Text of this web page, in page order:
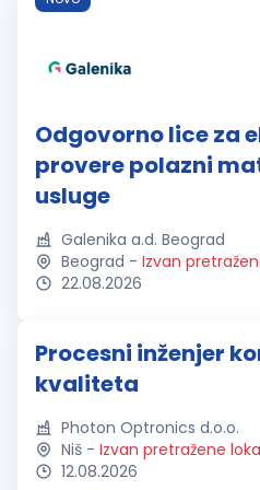
Odgovorno lice za
provere polazni
usluge
Galenika a.d. Beograd
Beograd - Izvan
22.08.2026
Procesni inženjer
kvaliteta
Photon Optronics d.o.o.
Niš - Izvan pretražene
12.08.2026